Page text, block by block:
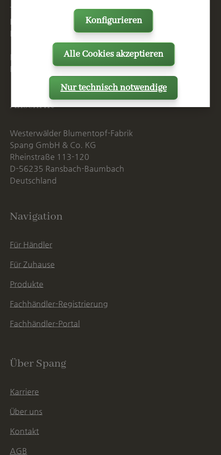
T
+49 2623 887 0
F
+49 2623 887 149
E
Mo. - Do. 07:15 - 16:00 Uhr
Fr. bis 14:00 Uhr
Anschrift
Westerwälder Blumentopf-Fabrik
Spang GmbH & Co. KG
Rheinstraße 113-120
D-56235 Ransbach-Baumbach
Deutschland
Navigation
Für Händler
Für Zuhause
Produkte
Fachhändler-Registrierung
Fachhändler-Portal
Über Spang
Karriere
Über uns
Kontakt
AGB
Nur technisch notwendige
Konfigurieren
Alle Cookies akzeptieren